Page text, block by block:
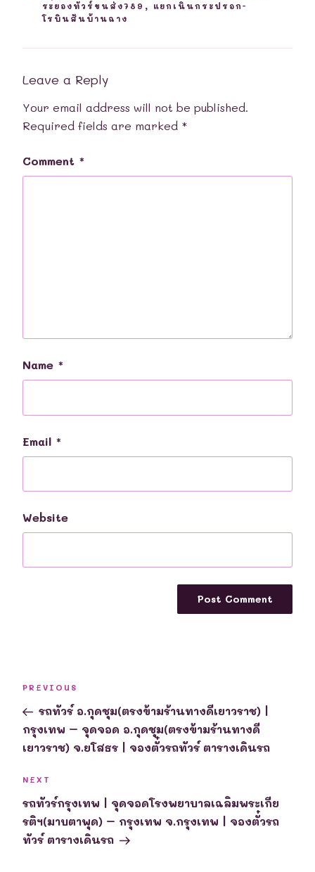
ระยองทัวร์ขนส่ง789 , แยกเนินกระปรอก-
โรบินสันบ้านฉาง
Leave a Reply
Your email address will not be published.
Required fields are marked *
Comment *
Name *
Email *
Website
navigation
Previous
Post
PREVIOUS
รถทัวร์ อ.กุดชุม(ตรงข้ามร้านทางดีเยาวราช) |
กรุงเทพ – จุดจอด อ.กุดชุม(ตรงข้ามร้านทางดี
เยาวราช) จ.ยโสธร | จองตั๋วรถทัวร์ ตารางเดินรถ
Next
Post
NEXT
รถทัวร์กรุงเทพ | จุดจอดโรงพยาบาลเฉลิมพระเกีย
รติฯ(มาบตาพุด) – กรุงเทพ จ.กรุงเทพ | จองตั๋วรถ
ทัวร์ ตารางเดินรถ